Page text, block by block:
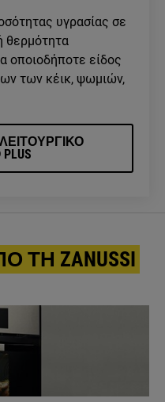
υγρασίας σε
θερμότητα
οποιοδήποτε είδος
των κέικ, ψωμιών,
ΤΗ ZANUSSI